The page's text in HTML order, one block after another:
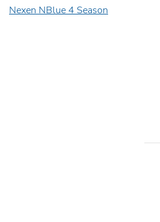
Nexen NBlue 4 Season